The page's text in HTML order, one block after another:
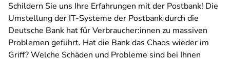
Schildern Sie uns Ihre Erfahrungen mit der Postbank! Die
Umstellung der IT-Systeme der Postbank durch die
Deutsche Bank hat für Verbraucher:innen zu massiven
Problemen geführt. Hat die Bank das Chaos wieder im
Griff? Welche Schäden und Probleme sind bei Ihnen